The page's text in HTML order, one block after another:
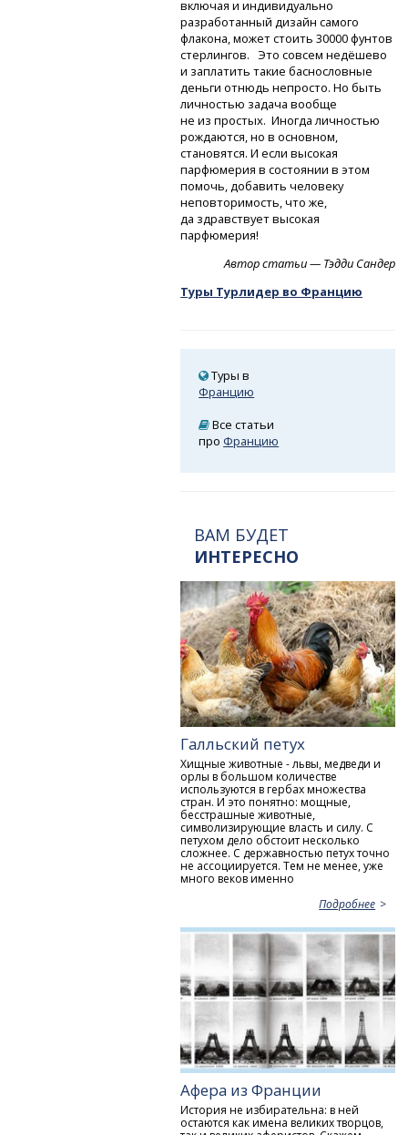
включая и индивидуально
разработанный дизайн самого
флакона, может стоить 30000 фунтов
стерлингов. Это совсем недёшево
и заплатить такие баснословные
деньги отнюдь непросто. Но быть
личностью задача вообще
не из простых. Иногда личностью
рождаются, но в основном,
становятся. И если высокая
парфюмерия в состоянии в этом
помочь, добавить человеку
неповторимость, что же,
да здравствует высокая
парфюмерия!
Автор статьи — Тэдди Сандер
Туры Турлидер во Францию
Туры в
Францию
Все статьи
про Францию
ВАМ БУДЕТ
ИНТЕРЕСНО
Галльский петух
Хищные животные - львы, медведи и
орлы в большом количестве
используются в гербах множества
стран. И это понятно: мощные,
бесстрашные животные,
символизирующие власть и силу. С
петухом дело обстоит несколько
сложнее. С державностью петух точно
не ассоциируется. Тем не менее, уже
много веков именно
Подробнее
Афера из Франции
История не избирательна: в ней
остаются как имена великих творцов,